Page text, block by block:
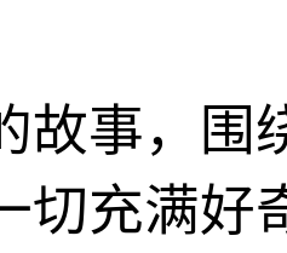
故事，围
切充满好